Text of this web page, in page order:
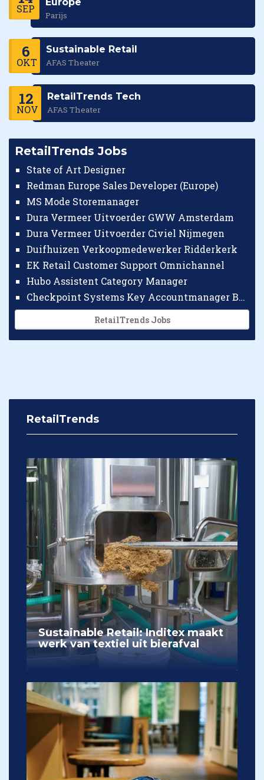
SEP
Europe
Parijs
6
OKT
Sustainable Retail
AFAS Theater
12
NOV
RetailTrends Tech
AFAS Theater
RetailTrends Jobs
State of Art Designer
Redman Europe Sales Developer (Europe)
MS Mode Storemanager
Dura Vermeer Uitvoerder GWW Amsterdam
Dura Vermeer Uitvoerder Civiel Nijmegen
Duifhuizen Verkoopmedewerker Ridderkerk
EK Retail Customer Support Omnichannel
Hubo Assistent Category Manager
Checkpoint Systems Key Accountmanager Benelux
RetailTrends Jobs
RetailTrends
Sustainable Retail: Inditex maakt
werk van textiel uit bierafval